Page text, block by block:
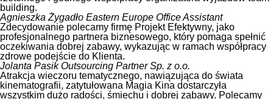
building.
Agnieszka Żygadło Eastern Europe Office Assistant
Zdecydowanie polecamy firmę Projekt Efektywny, jako
profesjonalnego partnera biznesowego, który pomaga spełnić
oczekiwania dobrej zabawy, wykazując w ramach współpracy
zdrowe podejście do Klienta.
Jolanta PasikOutsourcing Partner Sp. z o.o.
Atrakcja wieczoru tematycznego, nawiązująca do świata
kinematografii, zatytułowana Magia Kina dostarczyła
wszystkim dużo radości, śmiechu i dobrej zabawy. Polecamy